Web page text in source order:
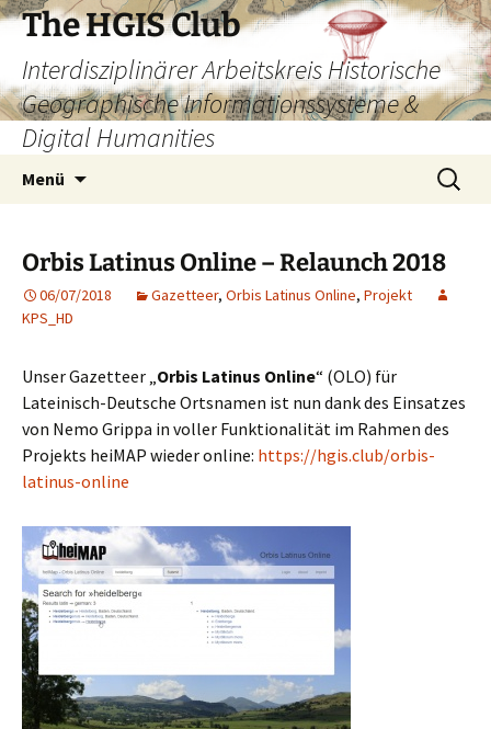
Zum
Inhalt
springen
The HGIS Club
Interdisziplinärer Arbeitskreis Historische
Geographische Informationssysteme &
Digital Humanities
Menü
Suchen
nach:
Orbis Latinus Online – Relaunch 2018
06/07/2018 Gazetteer, Orbis Latinus Online, Projekt
KPS_HD
Unser Gazetteer „Orbis Latinus Online“ (OLO) für
Lateinisch-Deutsche Ortsnamen ist nun dank des Einsatzes
von Nemo Grippa in voller Funktionalität im Rahmen des
Projekts heiMAP wieder online: https://hgis.club/orbis-
latinus-online